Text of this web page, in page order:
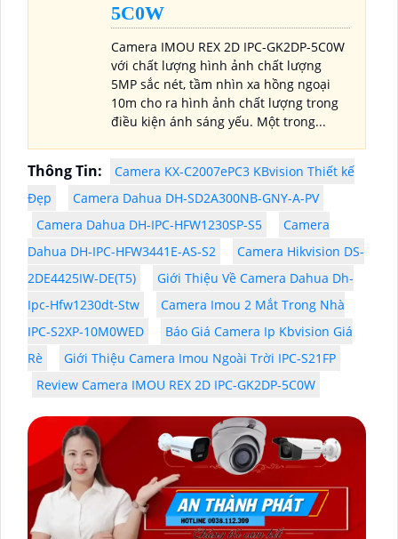
5C0W
Camera IMOU REX 2D IPC-GK2DP-5C0W
với chất lượng hình ảnh chất lượng
5MP sắc nét, tầm nhìn xa hồng ngoại
10m cho ra hình ảnh chất lượng trong
điều kiện ánh sáng yếu. Một trong...
Thông Tin:
Camera KX-C2007ePC3 KBvision Thiết kế
Đẹp
Camera Dahua DH-SD2A300NB-GNY-A-PV
Camera Dahua DH-IPC-HFW1230SP-S5
Camera
Dahua DH-IPC-HFW3441E-AS-S2
Camera Hikvision DS-
2DE4425IW-DE(T5)
Giới Thiệu Về Camera Dahua Dh-
Ipc-Hfw1230dt-Stw
Camera Imou 2 Mắt Trong Nhà
IPC-S2XP-10M0WED
Báo Giá Camera Ip Kbvision Giá
Rè
Giới Thiệu Camera Imou Ngoài Trời IPC-S21FP
Review Camera IMOU REX 2D IPC-GK2DP-5C0W